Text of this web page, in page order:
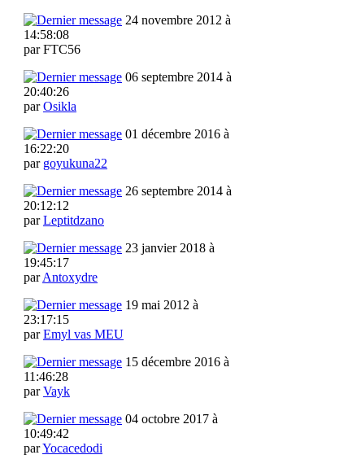
24 novembre 2012 à
14:58:08
par FTC56
06 septembre 2014 à
20:40:26
parOsikla
01 décembre 2016 à
16:22:20
par goyukuna22
26 septembre 2014 à
20:12:12
parLeptitdzano
23 janvier 2018 à
19:45:17
parAntoxydre
19 mai 2012 à
23:17:15
parEmyl vas MEU
15 décembre 2016 à
11:46:28
parVayk
04 octobre 2017 à
10:49:42
parYocacedodi